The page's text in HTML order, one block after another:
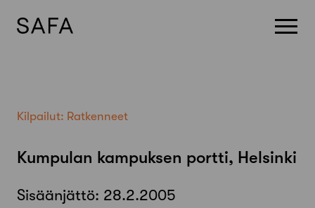
Kilpailut: Ratkenneet
Kumpulan kampuksen portti, Helsinki
Sisäänjättö: 28.2.2005